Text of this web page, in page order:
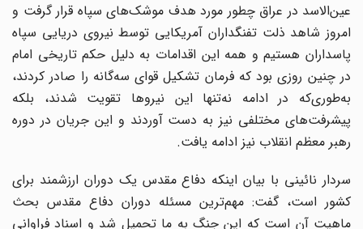
عین‌الاسد در عراق چطور مورد هدف موشک‌های سپاه قرار گرفت و
امروز شاهد ذلت تفنگداران آمریکایی توسط نیروی دریایی سپاه
پاسداران هستیم و همه این اقدامات به دلیل حکم تاریخی امام
در چنین روزی بود که فرمان تشکیل قوای سه‌گانه را صادر کردند،
به‌طوری‌که در ادامه نه‌تنها این نیرو‌ها تقویت شدند، بلکه
پیشرفت‌های مختلفی نیز به دست آوردند و این جریان در دوره
رهبر معظم انقلاب نیز ادامه یافت.
سردار نائینی با بیان اینکه دفاع مقدس یک دوران ارزشمند برای
کشور است، گفت: مهم‌ترین مسئله دوران دفاع مقدس بحث
ماهیت آن است که این جنگ به ما تحمیل شد و اسناد فراوانی